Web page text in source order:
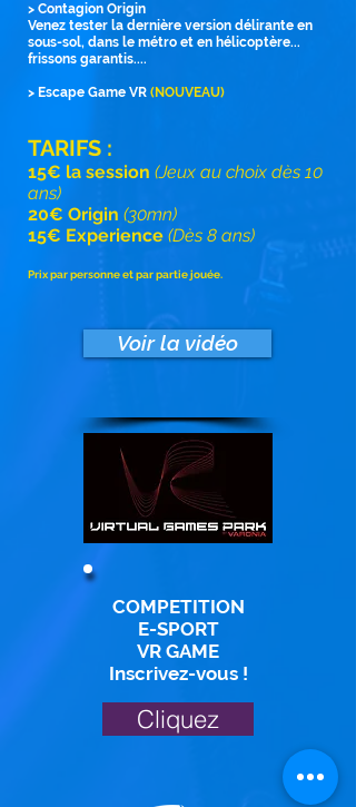
> Contagion Origin
Venez tester la dernière version délirante en
sous-sol, dans le métro et en hélicoptère...
frissons garantis....
> Escape Game VR (NOUVEAU)
TARIFS :
15€ la session (Jeux au choix dès 10
ans)
20€ Origin (30mn)
15€ Experience (Dès 8 ans)
Prix par personne et par partie jouée.
Voir la vidéo
COMPETITION
E-SPORT
VR GAME
Inscrivez-vous !
Cliquez